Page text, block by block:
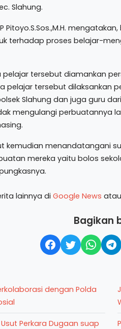
Slahung.
Pitoyo.S.Sos.,M.H.
terhadap proses belajar-
tersebut diamankan
pelajar tersebut dilaksankan
Slahung dan juga guru
mengulangi perbuatannya
kemudian menandatangani
mereka yaitu bolos
lainnya di Google News
Bagikan
dengan Polda
Perkara Dugaan suap